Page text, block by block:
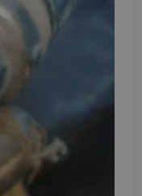
16:00
15:30